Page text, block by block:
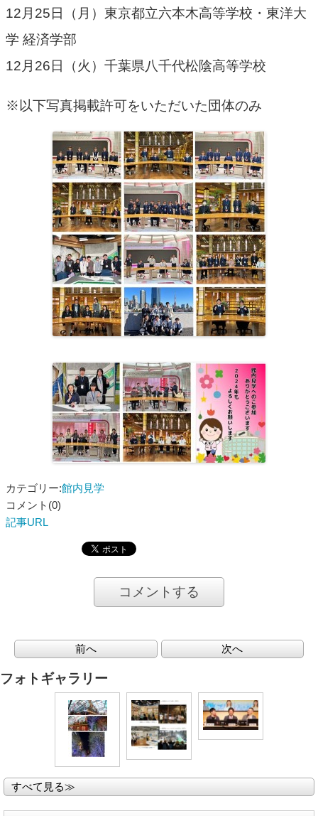
12月25日（月）東京都立六本木高等学校・東洋大
学 経済学部
12月26日（火）千葉県八千代松陰高等学校
※以下写真掲載許可をいただいた団体のみ
カテゴリー:館内見学
コメント(0)
記事URL
コメントする
前へ 次へ
フォトギャラリー
すべて見る≫